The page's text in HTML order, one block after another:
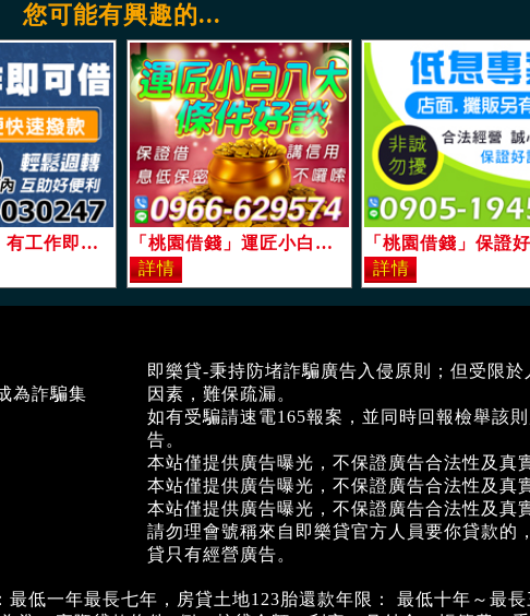
您可能有興趣的...
「台中借錢」有工作即可借，手續簡便快速撥款，10萬內，輕鬆週轉互助好便利「即樂貸」 「桃園借錢」運匠小白八大，條件好談，講信用不囉說，保證借，息低保密「即樂貸」
為詐騙集
即樂貸-秉持防堵詐騙廣告入侵原則；但受限於
因素，難保疏漏。
如有受騙請速電165報案，並同時回報檢舉該
告。
本站僅提供廣告曝光，不保證廣告合法性及真
本站僅提供廣告曝光，不保證廣告合法性及真
本站僅提供廣告曝光，不保證廣告合法性及真
請勿理會號稱來自即樂貸官方人員要你貸款的
貸只有經營廣告。
低一年最長七年，房貸土地123胎還款年限： 最低十年～最長